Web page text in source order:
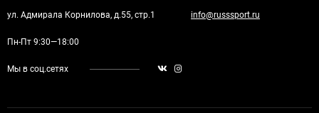
ул. Адмирала Корнилова, д.55, стр.1 info@russsport.ru
Пн-Пт 9:30—18:00
Мы в соц.сетях